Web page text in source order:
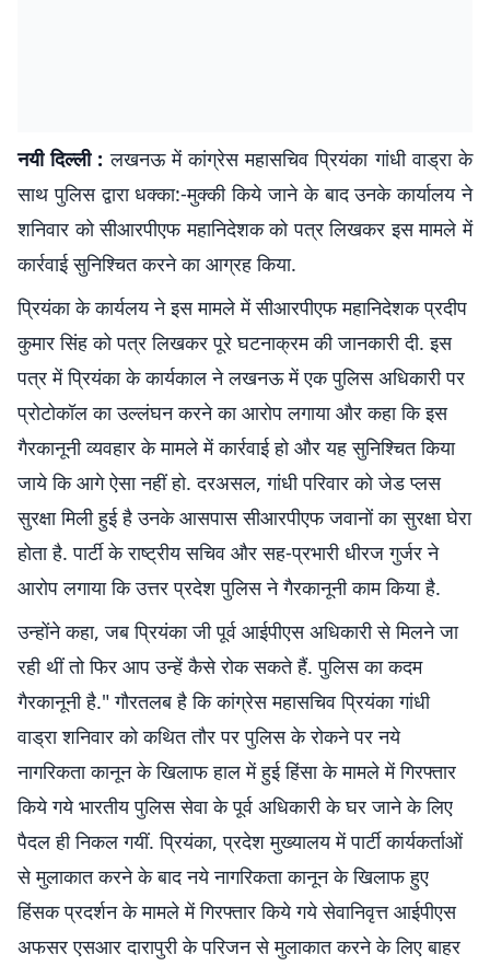
नयी दिल्ली :लखनऊ में कांग्रेस महासचिव प्रियंका गांधी वाड्रा के
साथ पुलिस द्वारा धक्का:-मुक्की किये जाने के बाद उनके कार्यालय ने
शनिवार को सीआरपीएफ महानिदेशक को पत्र लिखकर इस मामले में
कार्रवाई सुनिश्चित करने का आग्रह किया.
प्रियंका के कार्यलय ने इस मामले में सीआरपीएफ महानिदेशक प्रदीप
कुमार सिंह को पत्र लिखकर पूरे घटनाक्रम की जानकारी दी. इस
पत्र में प्रियंका के कार्यकाल ने लखनऊ में एक पुलिस अधिकारी पर
प्रोटोकॉल का उल्लंघन करने का आरोप लगाया और कहा कि इस
गैरकानूनी व्यवहार के मामले में कार्रवाई हो और यह सुनिश्चित किया
जाये कि आगे ऐसा नहीं हो. दरअसल, गांधी परिवार को जेड प्लस
सुरक्षा मिली हुई है उनके आसपास सीआरपीएफ जवानों का सुरक्षा घेरा
होता है. पार्टी के राष्ट्रीय सचिव और सह-प्रभारी धीरज गुर्जर ने
आरोप लगाया कि उत्तर प्रदेश पुलिस ने गैरकानूनी काम किया है.
उन्होंने कहा, जब प्रियंका जी पूर्व आईपीएस अधिकारी से मिलने जा
रही थीं तो फिर आप उन्हें कैसे रोक सकते हैं. पुलिस का कदम
गैरकानूनी है." गौरतलब है कि कांग्रेस महासचिव प्रियंका गांधी
वाड्रा शनिवार को कथित तौर पर पुलिस के रोकने पर नये
नागरिकता कानून के खिलाफ हाल में हुई हिंसा के मामले में गिरफ्तार
किये गये भारतीय पुलिस सेवा के पूर्व अधिकारी के घर जाने के लिए
पैदल ही निकल गयीं. प्रियंका, प्रदेश मुख्यालय में पार्टी कार्यकर्ताओं
से मुलाकात करने के बाद नये नागरिकता कानून के खिलाफ हुए
हिंसक प्रदर्शन के मामले में गिरफ्तार किये गये सेवानिवृत्त आईपीएस
अफसर एसआर दारापुरी के परिजन से मुलाकात करने के लिए बाहर